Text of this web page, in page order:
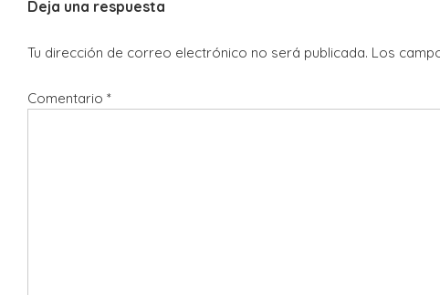
Deja una respuesta
Tu dirección de correo electrónico no será publicada. Los
Comentario *